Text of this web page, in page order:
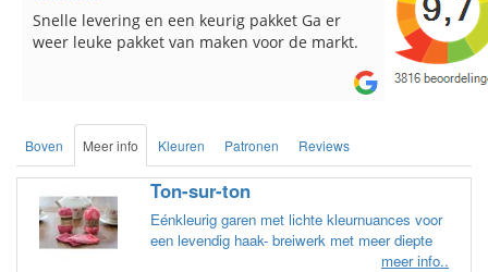
Reeds meerdere keren breigaren en
breinaalden besteld, altijd heel tevreden over
Snelle
Boven Meer info Kleuren Patronen Reviews
Ton-sur-ton
Eénkleurig garen met lichte kleurnuances voor
een levendig haak- breiwerk met meer diepte
meer info..